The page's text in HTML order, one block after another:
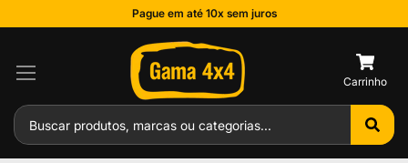
Pague em até 10x sem juros